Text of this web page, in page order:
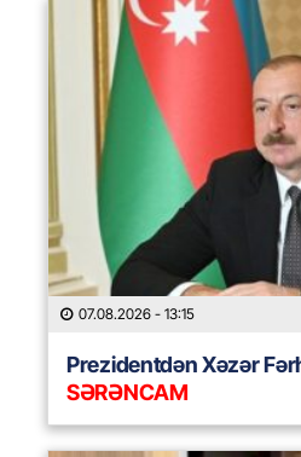
07.08.2026 - 13:15
Prezidentdən Xəzər
SƏRƏNCAM